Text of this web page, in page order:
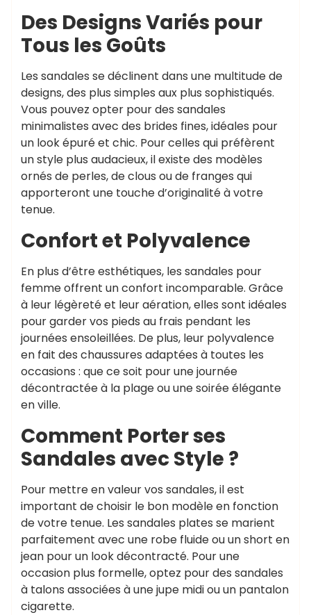
Des Designs Variés pour
Tous les Goûts
Les sandales se déclinent dans une multitude de
designs, des plus simples aux plus sophistiqués.
Vous pouvez opter pour des sandales
minimalistes avec des brides fines, idéales pour
un look épuré et chic. Pour celles qui préfèrent
un style plus audacieux, il existe des modèles
ornés de perles, de clous ou de franges qui
apporteront une touche d’originalité à votre
tenue.
Confort et Polyvalence
En plus d’être esthétiques, les sandales pour
femme offrent un confort incomparable. Grâce
à leur légèreté et leur aération, elles sont idéales
pour garder vos pieds au frais pendant les
journées ensoleillées. De plus, leur polyvalence
en fait des chaussures adaptées à toutes les
occasions : que ce soit pour une journée
décontractée à la plage ou une soirée élégante
en ville.
Comment Porter ses
Sandales avec Style ?
Pour mettre en valeur vos sandales, il est
important de choisir le bon modèle en fonction
de votre tenue. Les sandales plates se marient
parfaitement avec une robe fluide ou un short en
jean pour un look décontracté. Pour une
occasion plus formelle, optez pour des sandales
à talons associées à une jupe midi ou un pantalon
cigarette.